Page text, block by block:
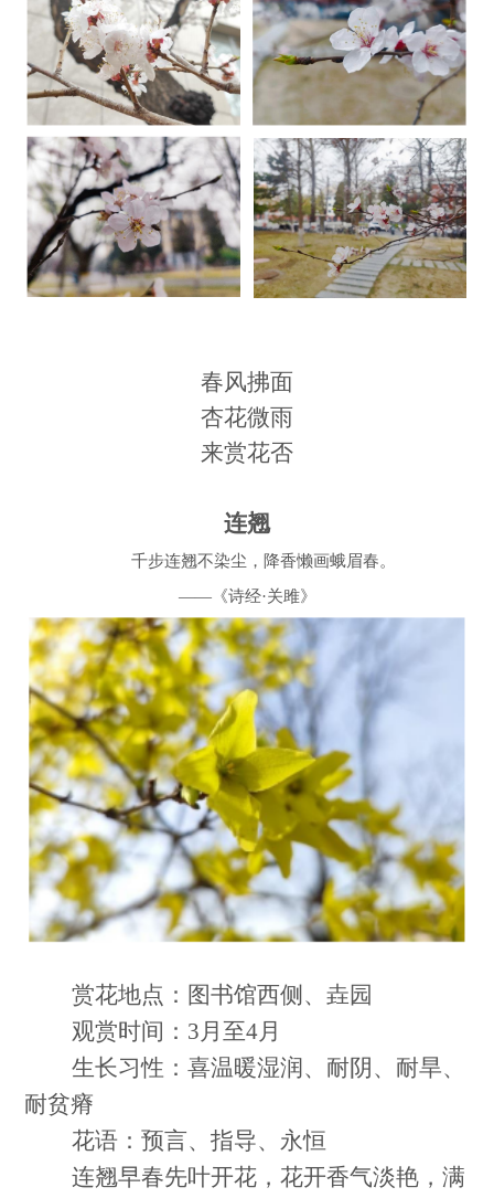
春风拂面
杏花微雨
来赏花否
连翘
千步连翘不染尘，降香懒画蛾眉春。
——《诗经·关雎》
赏花地点：图书馆西侧、垚园
观赏时间：3月至4月
生长习性：喜温暖湿润、耐阴、耐旱、
耐贫瘠
花语：预言、指导、永恒
连翘早春先叶开花，花开香气淡艳，满